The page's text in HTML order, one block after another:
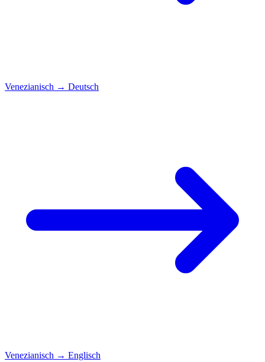
Venezianisch → Deutsch
Venezianisch → Englisch